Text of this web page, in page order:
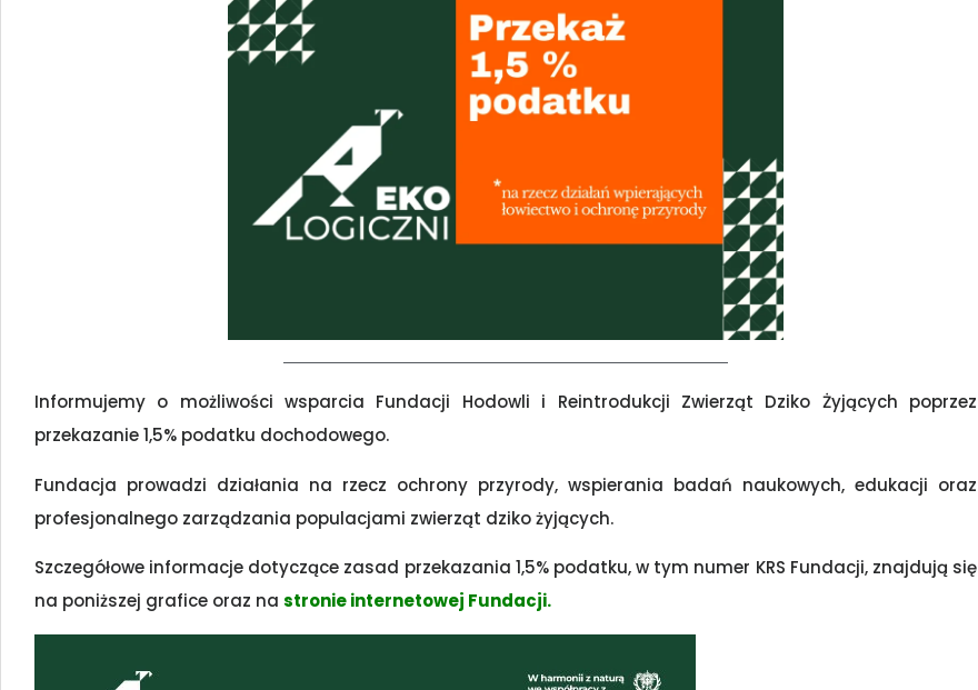
Informujemy o możliwości wsparcia Fundacji Hodowli i Reintrodukcji Zwierząt Dziko Żyjących poprzez
przekazanie 1,5% podatku dochodowego.
Fundacja prowadzi działania na rzecz ochrony przyrody, wspierania badań naukowych, edukacji oraz
profesjonalnego zarządzania populacjami zwierząt dziko żyjących.
Szczegółowe informacje dotyczące zasad przekazania 1,5% podatku, w tym numer KRS Fundacji, znajdują się
na poniższej grafice oraz na stronie internetowej Fundacji.